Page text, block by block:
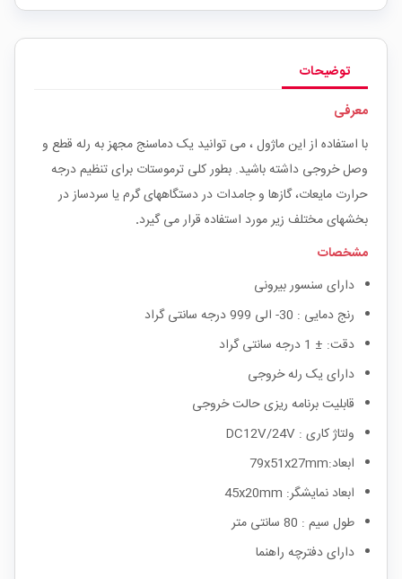
توضیحات
معرفی
با استفاده از این ماژول ، می توانید یک دماسنج مجهز به رله قطع و
وصل خروجی داشته باشید. بطور کلی ترموستات برای تنظیم درجه
حرارت مایعات، گازها و جامدات در دستگاههای گرم یا سردساز در
بخشهای مختلف زیر مورد استفاده قرار می گیرد.
مشخصات
دارای سنسور بیرونی
رنج دمایی : 30- الی 999 درجه سانتی گراد
دقت: ± 1 درجه سانتی گراد
دارای یک رله خروجی
قابلیت برنامه ریزی حالت خروجی
ولتاژ کاری : DC12V/24V
ابعاد:79x51x27mm
ابعاد نمایشگر: 45x20mm
طول سیم : 80 سانتی متر
دارای دفترچه راهنما